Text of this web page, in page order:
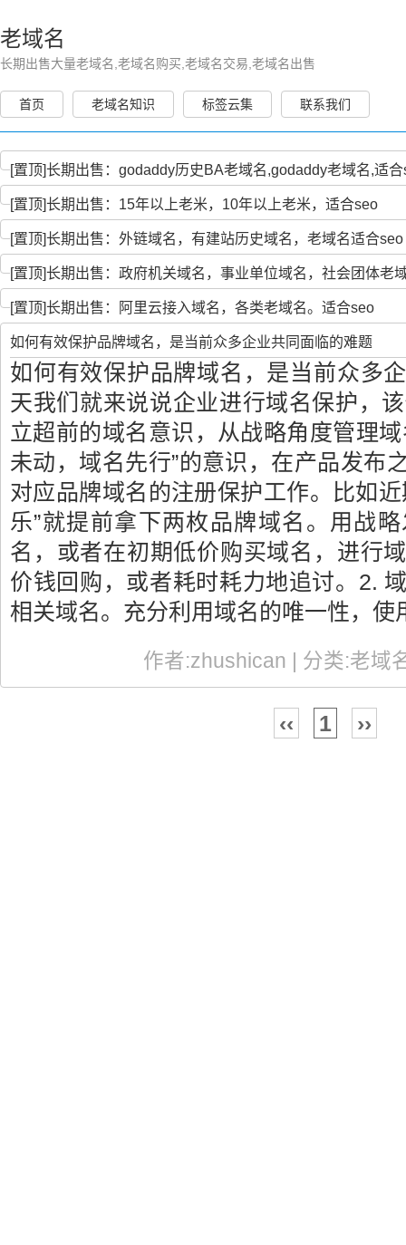
老域名
长期出售大量老域名,老域名购买,老域名交易,老域名出售
首页 老域名知识 标签云集 联系我们
[置顶]长期出售：godaddy历史BA老域名,godaddy老域名,适
[置顶]长期出售：15年以上老米，10年以上老米，适合seo
[置顶]长期出售：外链域名，有建站历史域名，老域名适合seo
[置顶]长期出售：政府机关域名，事业单位域名，社会团体老
[置顶]长期出售：阿里云接入域名，各类老域名。适合seo
如何有效保护品牌域名，是当前众多企业共同面临的难题
如何有效保护品牌域名，是当前众多
天我们就来说说企业进行域名保护，
立超前的域名意识，从战略角度管理
未动，域名先行”的意识，在产品发布
对应品牌域名的注册保护工作。比如
乐”就提前拿下两枚品牌域名。用战
名，或者在初期低价购买域名，进行
价钱回购，或者耗时耗力地追讨。2.
相关域名。充分利用域名的唯一性，使
作者:zhushican | 分类:老域
‹‹ 1 ››